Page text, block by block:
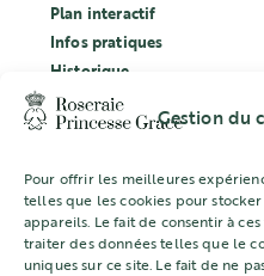
Gestion du
Pour offrir les meilleures
telles que les cookies pour
appareils. Le fait de consentir à
traiter des données telles que le
uniques sur ce site. Le fait de ne
Plan interactif
Infos pratiques
Historique
Évènements
Labellisation Ecocert
CONCOURS
L’ASSOCIATION
Mentions légales